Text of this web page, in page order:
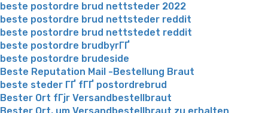
beste postordre brud nettsteder 2022
beste postordre brud nettsteder reddit
beste postordre brud nettstedet reddit
beste postordre brudbyrГҐ
beste postordre brudeside
Beste Reputation Mail -Bestellung Braut
beste steder ГҐ fГҐ postordrebrud
Bester Ort fГјr Versandbestellbraut